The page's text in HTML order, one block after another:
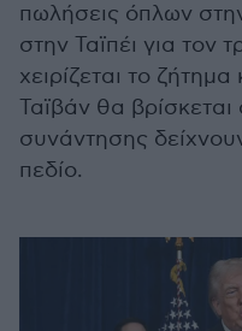
πωλήσεις όπλων
στην Ταϊπέι για τον
χειρίζεται το
Ταϊβάν θα βρίσκεται
συνάντησης
πεδίο.